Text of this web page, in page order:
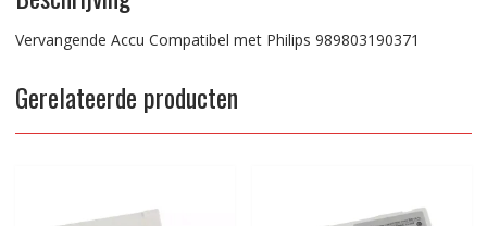
Vervangende Accu Compatibel met Philips 989803190371
Gerelateerde producten